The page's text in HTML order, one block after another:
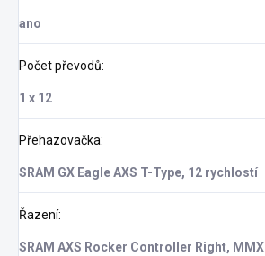
ano
Počet převodů:
1 x 12
Přehazovačka:
SRAM GX Eagle AXS T-Type, 12 rychlostí
Řazení:
SRAM AXS Rocker Controller Right, MMX